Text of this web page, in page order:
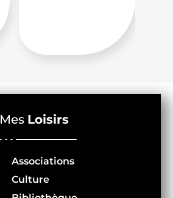
Mes Loisirs
Associations
Culture